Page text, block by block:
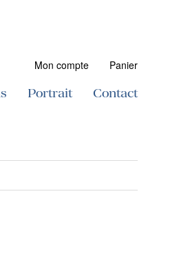
Mon compte Panier
Portrait Contact